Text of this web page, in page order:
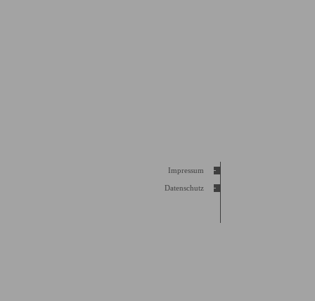
Impressum
Datenschutz